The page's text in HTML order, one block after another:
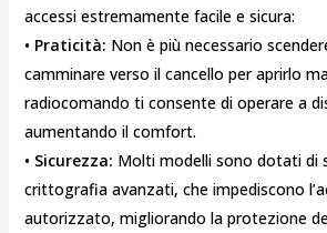
accessi estremamente facile e sicura:
• Praticità: Non è più necessario
camminare verso il cancello per aprirlo
radiocomando ti consente di operare a
aumentando il comfort.
• Sicurezza: Molti modelli sono dotati di
crittografia avanzati, che impediscono
autorizzato, migliorando la protezione